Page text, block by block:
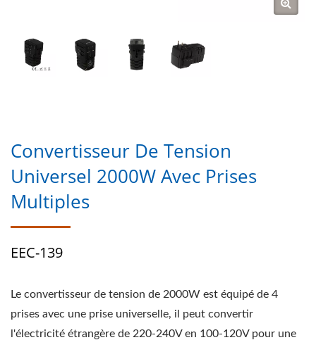
Convertisseur De Tension
Universel 2000W Avec Prises
Multiples
EEC-139
Le convertisseur de tension de 2000W est équipé de 4
prises avec une prise universelle, il peut convertir
l'électricité étrangère de 220-240V en 100-120V pour une